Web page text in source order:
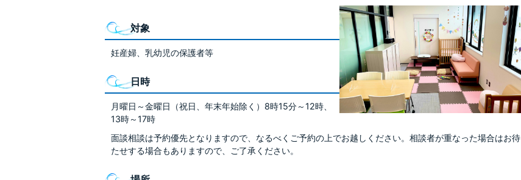
対象
妊産婦、乳幼児の保護者等
日時
月曜日～金曜日（祝日、年末年始除く）8時15分～12時、
13時～17時
面談相談は予約優先となりますので、なるべくご予約の上でお越しください。相談者が重なった場合はお待
たせする場合もありますので、ご了承ください。